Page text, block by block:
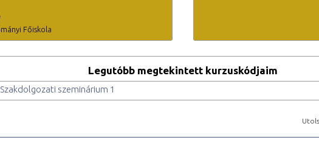
Főiskola
Legutóbb megtekintett kurzuskódjaim
Szakdolgozati szeminárium 1